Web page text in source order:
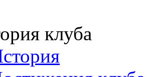
клуба